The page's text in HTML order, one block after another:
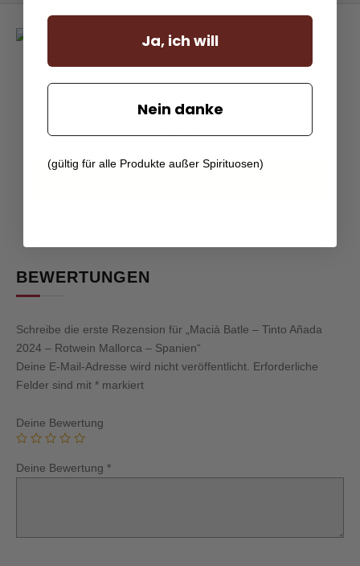
Rotari – Cuvée 28 Metodo Classico Rosé
BEWERTUNGEN
Schreibe die erste Rezension für „Macià Batle – Tinto Añada
2024 – Rotwein Mallorca – Spanien“
Deine E-Mail-Adresse wird nicht veröffentlicht. Erforderliche
Felder sind mit *markiert
Deine Bewertung
Deine Bewertung *
Ja, ich will
Nein danke
(gültig für alle Produkte außer Spirituosen)